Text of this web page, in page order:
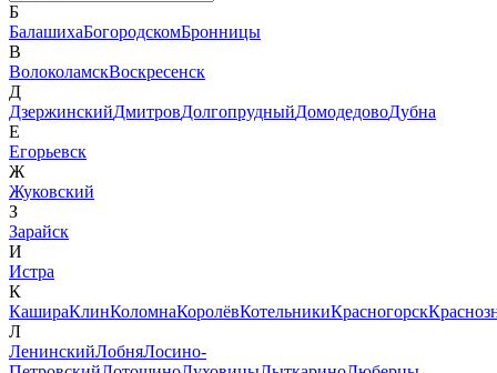
Б
БалашихаБогородскомБронницы
В
ВолоколамскВоскресенск
Д
ДзержинскийДмитровДолгопрудныйДомодедовоДубна
Е
Егорьевск
Ж
Жуковский
З
Зарайск
И
Истра
К
КашираКлинКоломнаКоролёвКотельникиКрасногорск
Л
ЛенинскийЛобняЛосино-